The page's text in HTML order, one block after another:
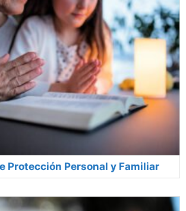
Protección Personal y Familiar